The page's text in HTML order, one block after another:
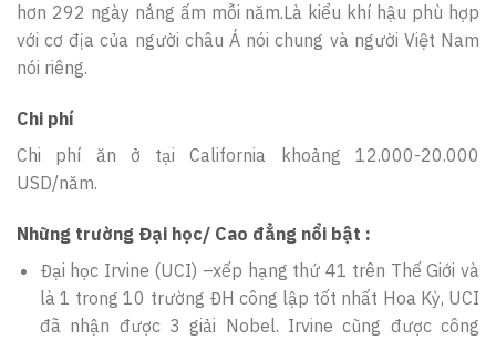
hơn 292 ngày nắng ấm mỗi năm.Là kiểu khí hậu phù hợp
với cơ địa của người châu Á nói chung và người Việt Nam
nói riêng.
Chi phí
Chi phí ăn ở tại California khoảng 12.000-20.000
USD/năm.
Những trường Đại học/ Cao đẳng nổi bật :
Đại học Irvine (UCI) –xếp hạng thứ 41 trên Thế Giới và
là 1 trong 10 trường ĐH công lập tốt nhất Hoa Kỳ, UCI
đã nhận được 3 giải Nobel. Irvine cũng được công